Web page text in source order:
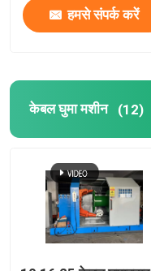
हमसे संपर्क करें
केबल घुमा मशीन (12)